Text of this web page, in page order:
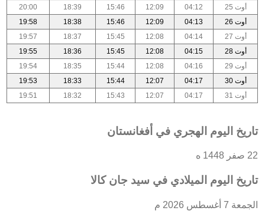
أوت 25
04:12
12:09
15:46
18:39
20:00
أوت 26
04:13
12:09
15:46
18:38
19:58
أوت 27
04:14
12:08
15:45
18:37
19:57
أوت 28
04:15
12:08
15:45
18:36
19:55
أوت 29
04:16
12:08
15:44
18:35
19:54
أوت 30
04:17
12:07
15:44
18:33
19:53
أوت 31
04:17
12:07
15:43
18:32
19:51
تاريخ اليوم الهجري في أفغانستان
22 صفر 1448 ه
تاريخ اليوم الميلادي في سيد جان كالا
الجمعة 7 أغسطس 2026 م